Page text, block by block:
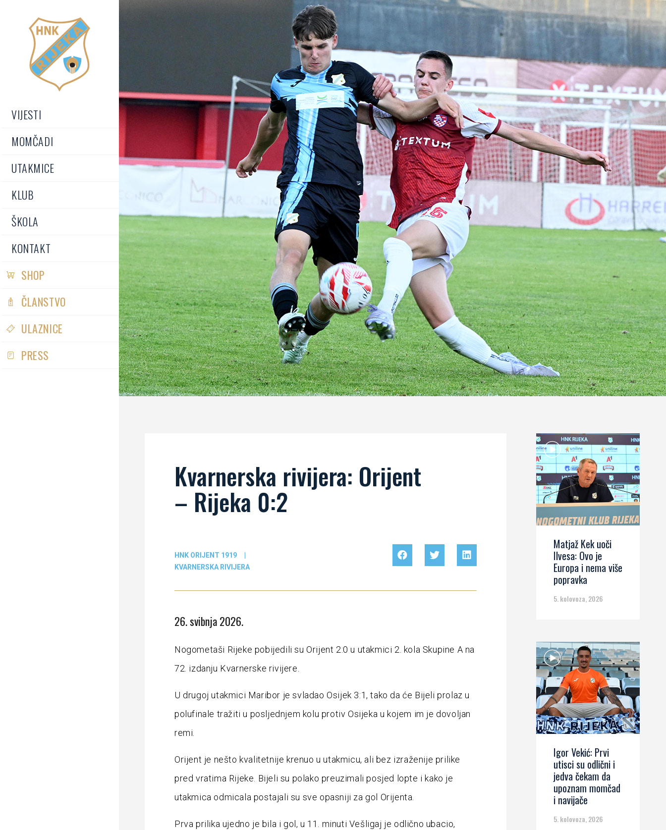
VIJESTI
MOMČADI
UTAKMICE
KLUB
ŠKOLA
KONTAKT
SHOP
ČLANSTVO
ULAZNICE
PRESS
Kvarnerska rivijera: Orijent
– Rijeka 0:2
HNK ORIJENT 1919
KVARNERSKA RIVIJERA
26. svibnja 2026.
Nogometaši Rijeke pobijedili su Orijent 2:0 u utakmici 2. kola Skupine A na
72. izdanju Kvarnerske rivijere.
U drugoj utakmici Maribor je svladao Osijek 3:1, tako da će Bijeli prolaz u
polufinale tražiti u posljednjem kolu protiv Osijeka u kojem im je dovoljan
remi.
Orijent je nešto kvalitetnije krenuo u utakmicu, ali bez izraženije prilike
pred vratima Rijeke. Bijeli su polako preuzimali posjed lopte i kako je
utakmica odmicala postajali su sve opasniji za gol Orijenta.
Prva prilika ujedno je bila i gol, u 11. minuti Vešligaj je odlično ubacio,
Matjaž Kek uoči
Ilvesa: Ovo je
Europa i nema više
popravka
5. kolovoza, 2026
Igor Vekić: Prvi
utisci su odlični i
jedva čekam da
upoznam momčad
i navijače
5. kolovoza, 2026